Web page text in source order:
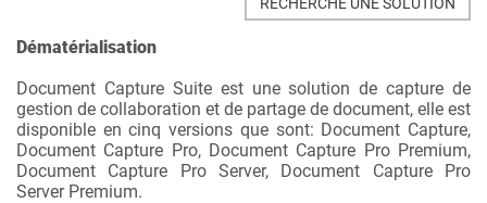
Dématérialisation
Document Capture Suite est une solution de capture de
gestion de collaboration et de partage de document, elle est
disponible en cinq versions que sont: Document Capture,
Document Capture Pro, Document Capture Pro Premium,
Document Capture Pro Server, Document Capture Pro
Server Premium.